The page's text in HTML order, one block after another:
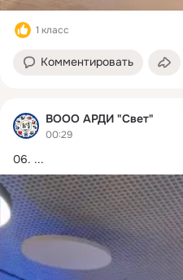
1 класс
Комментировать
ВООО АРДИ "Свет"
00:29
06. ...